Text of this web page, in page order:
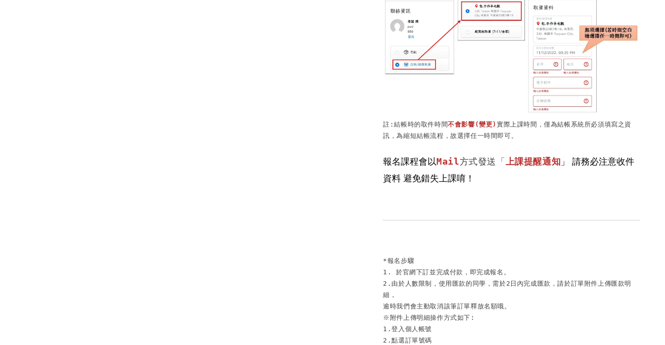
註:結帳時的取件時間不會影響(變更) 實際上課時間，僅為結帳系統所必須填寫之資
訊，為縮短結帳流程，故選擇任一時間即可。
報名課程會以Mail方式發送「 上課提醒通知 」 請務必注意收件
資料 避免錯失上課唷！
*報名步驟
1. 於官網下訂並完成付款，即完成報名。
2.由於人數限制，使用匯款的同學，需於2日內完成匯款，請於訂單附件上傳匯款明
細，
逾時我們會主動取消該筆訂單釋放名額哦。
※附件上傳明細操作方式如下:
1.登入個人帳號
2.點選訂單號碼